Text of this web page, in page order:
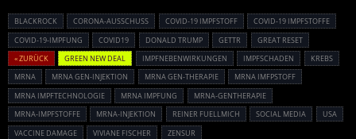
BLACKROCK CORONA-AUSSCHUSS COVID-19 IMPFSTOFF
COVID-19 IMPFSTOFFE
COVID-19-IMPFUNG
COVID19 DONALD TRUMP GETTR
GREAT RESET
« ZURÜCK
GREEN NEW DEAL IMPFNEBENWIRKUNGEN IMPFSCHADEN
KREBS
MRNA
MRNA GEN-INJEKTION MRNA GEN-THERAPIE
MRNA IMFPSTOFF
MRNA IMPFTECHNOLOGIE
MRNA IMPFUNG
MRNA-GENTHERAPIE
MRNA-IMPFSTOFFE
MRNA-INJEKTION REINER FUELLMICH SOCIAL MEDIA
USA
VACCINE DAMAGE
VIVIANE FISCHER ZENSUR